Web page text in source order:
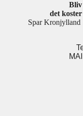
Bliv
det
Spar